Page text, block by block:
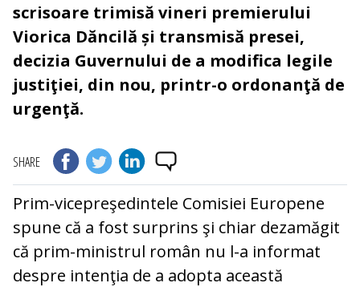
scrisoare trimisă vineri premierului
Viorica Dăncilă și transmisă presei,
decizia Guvernului de a modifica legile
justiţiei, din nou, printr-o ordonanţă de
urgenţă.
SHARE
Prim-vicepreşedintele Comisiei Europene
spune că a fost surprins şi chiar dezamăgit
că prim-ministrul român nu l-a informat
despre intenţia de a adopta această